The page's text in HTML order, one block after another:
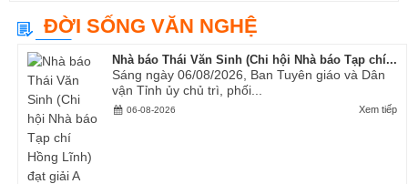
ĐỜI SỐNG VĂN NGHỆ
Nhà báo Thái Văn Sinh (Chi hội Nhà báo Tạp chí...
Sáng ngày 06/08/2026, Ban Tuyên giáo và Dân
vận Tỉnh ủy chủ trì, phối...
Xem tiếp
06-08-2026